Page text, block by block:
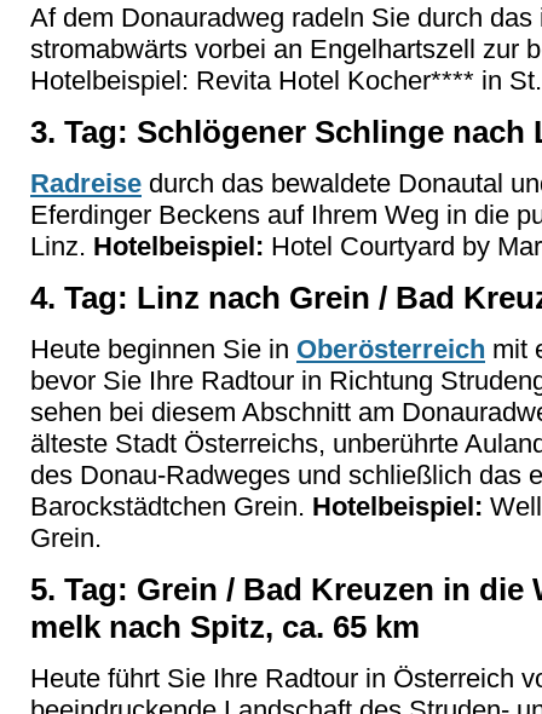
Af dem Donauradweg radeln Sie durch
stromabwärts vorbei an Engelhartszell zur
Hotelbeispiel: Revita Hotel Kocher**** in
3. Tag: Schlögener Schlinge nach
Radreise durch das bewaldete Donautal
Eferdinger Beckens auf Ihrem Weg in die
Linz. Hotelbeispiel: Hotel Courtyard by
4. Tag: Linz nach Grein / Bad
Heute beginnen Sie in Oberösterreich mit
bevor Sie Ihre Radtour in Richtung
sehen bei diesem Abschnitt am
älteste Stadt Österreichs, unberührte
des Donau-Radweges und schließlich das
Barockstädtchen Grein. Hotelbeispiel:
Grein.
5. Tag: Grein / Bad Kreuzen in
melk nach Spitz, ca. 65 km
Heute führt Sie Ihre Radtour in Österreich